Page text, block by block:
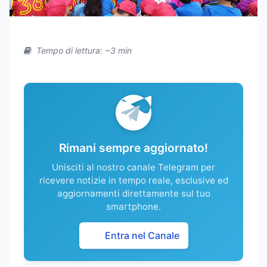
Tempo di lettura: ~3 min
Rimani sempre aggiornato!
Unisciti al nostro canale Telegram per
ricevere notizie in tempo reale, esclusive ed
aggiornamenti direttamente sul tuo
smartphone.
Entra nel Canale